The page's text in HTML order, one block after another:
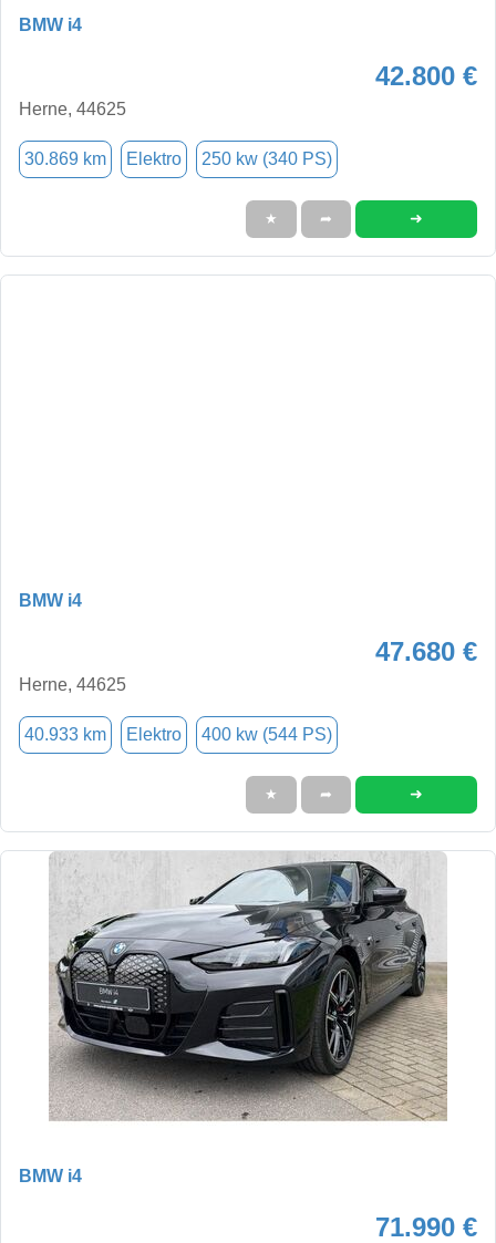
BMW i4
42.800 €
Herne, 44625
30.869 km Elektro 250 kw (340 PS)
★ ➦ ➜
BMW i4
47.680 €
Herne, 44625
40.933 km Elektro 400 kw (544 PS)
★ ➦ ➜
BMW i4
71.990 €